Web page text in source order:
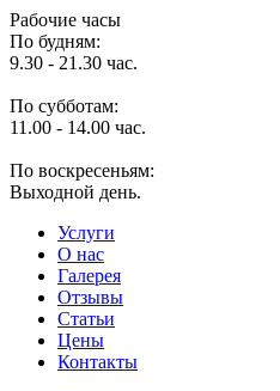
Рабочие часы
По будням:
9.30 - 21.30 час.
По субботам:
11.00 - 14.00 час.
По воскресеньям:
Выходной день.
Услуги
O нас
Галерея
Отзывы
Статьи
Цены
Контакты